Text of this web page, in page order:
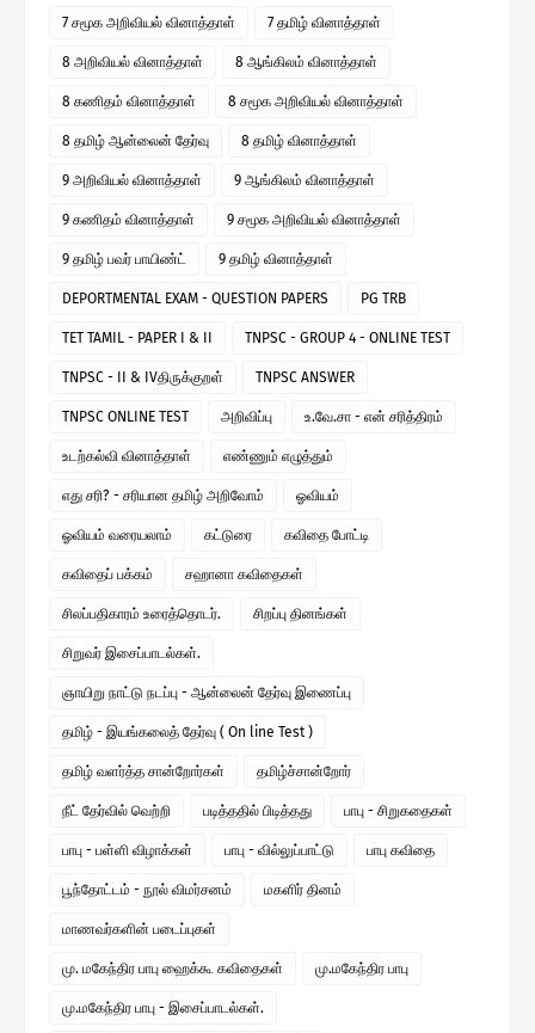
7 சமூக அறிவியல் வினாத்தாள் 7 தமிழ் வினாத்தாள்
8 அறிவியல் வினாத்தாள் 8 ஆங்கிலம் வினாத்தாள்
8 கணிதம் வினாத்தாள் 8 சமூக அறிவியல் வினாத்தாள்
8 தமிழ் ஆன்லைன் தேர்வு 8 தமிழ் வினாத்தாள்
9 அறிவியல் வினாத்தாள் 9 ஆங்கிலம் வினாத்தாள்
9 கணிதம் வினாத்தாள் 9 சமூக அறிவியல் வினாத்தாள்
9 தமிழ் பவர் பாயிண்ட் 9 தமிழ் வினாத்தாள்
DEPORTMENTAL EXAM - QUESTION PAPERS PG TRB
TET TAMIL - PAPER I & II TNPSC - GROUP 4 - ONLINE TEST
TNPSC - II & IVதிருக்குறள் TNPSC ANSWER
TNPSC ONLINE TEST அறிவிப்பு உ.வே.சா - என் சரித்திரம்
உடற்கல்வி வினாத்தாள் எண்ணும் எழுத்தும்
எது சரி? - சரியான தமிழ் அறிவோம் ஓவியம்
ஓவியம் வரையலாம் கட்டுரை கவிதை போட்டி
கவிதைப் பக்கம் சஹானா கவிதைகள்
சிலப்பதிகாரம் உரைத்தொடர். சிறப்பு தினங்கள்
சிறுவர் இசைப்பாடல்கள்.
ஞாயிறு நாட்டு நடப்பு - ஆன்லைன் தேர்வு இணைப்பு
தமிழ் - இயங்கலைத் தேர்வு ( On line Test )
தமிழ் வளர்த்த சான்றோர்கள் தமிழ்ச்சான்றோர்
நீட் தேர்வில் வெற்றி படித்ததில் பிடித்தது பாபு - சிறுகதைகள்
பாபு - பள்ளி விழாக்கள் பாபு - வில்லுப்பாட்டு பாபு கவிதை
பூந்தோட்டம் - நூல் விமர்சனம் மகளிர் தினம்
மாணவர்களின் படைப்புகள்
மு. மகேந்திர பாபு ஹைக்கூ கவிதைகள் மு.மகேந்திர பாபு
மு.மகேந்திர பாபு - இசைப்பாடல்கள்.